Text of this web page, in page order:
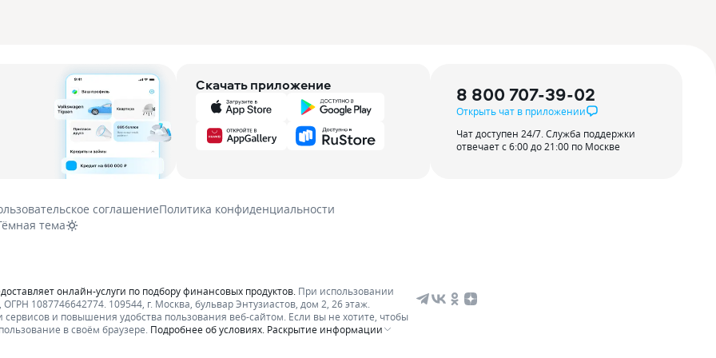
Скачать приложение 8 800 707-39-02
Открыть чат в приложении
Чат доступен 24/7. Служба поддержки
отвечает с 6:00 до 21:00 по Москве
соглашениеПолитика конфиденциальности
тема
онлайн-услуги по подбору финансовых продуктов. При использовании
1087746642774. 109544, г. Москва, бульвар Энтузиастов, дом 2, 26 этаж.
сервисов и повышения удобства пользования веб-сайтом. Если вы не хотите, чтобы
в своём браузере. Подробнее об условиях. Раскрытие информации